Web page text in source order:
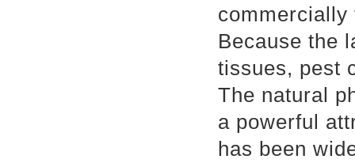
commercially
Because the
tissues, pest
The natural
a powerful
has been